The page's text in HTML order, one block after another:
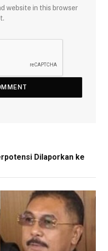
website in this browser
Dilaporkan ke